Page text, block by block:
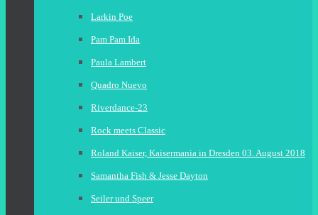
Larkin Poe
Pam Pam Ida
Paula Lambert
Quadro Nuevo
Riverdance-23
Rock meets Classic
Roland Kaiser, Kaisermania in Dresden 03. August 2018
Samantha Fish & Jesse Dayton
Seiler und Speer